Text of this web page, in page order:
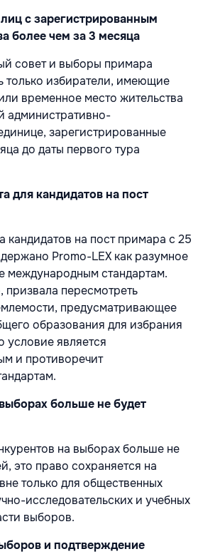
с зарегистрированным
более чем за 3 месяца
совет и выборы примара
только избиратели, имеющие
временное место жительства
административно-
зарегистрированные
до даты первого тура
для кандидатов на пост
кандидатов на пост примара с 25
Promo-LEX как разумное
международным стандартам.
призвала пересмотреть
предусматривающее
образования для избрания
условие является
и противоречит
больше не будет
на выборах больше не
это право сохраняется на
только для общественных
исследовательских и учебных
выборов.
и подтверждение